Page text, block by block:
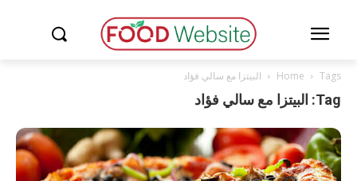
Home Tags البيتزا مع سالي فؤاد
Tag: البيتزا مع سالي فؤاد